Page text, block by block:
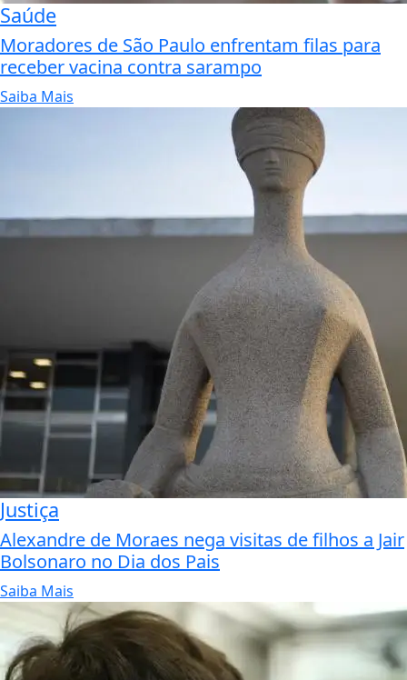
Saúde
Moradores de São Paulo enfrentam filas para
receber vacina contra sarampo
Saiba Mais
Justiça
Alexandre de Moraes nega visitas de filhos a Jair
Bolsonaro no Dia dos Pais
Saiba Mais